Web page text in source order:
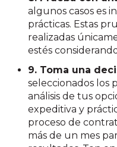
algunos casos es
prácticas. Estas
realizadas
estés
9. Toma una
seleccionados los
análisis de tus
expeditiva y
proceso de
más de un mes